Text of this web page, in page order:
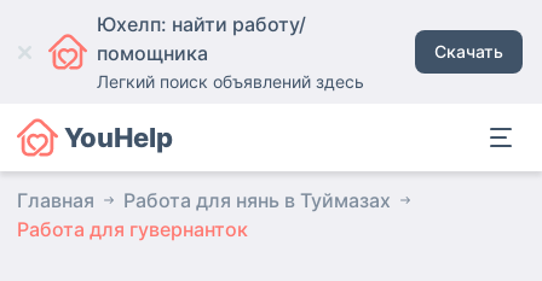
Юхелп: найти работу/
помощника
Легкий поиск объявлений здесь
Скачать
YouHelp
Главная
Работа для нянь в Туймазах
Работа для гувернанток